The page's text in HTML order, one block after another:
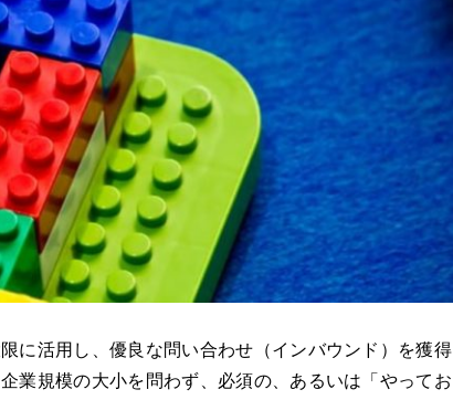
に活用し、優良な問い合わせ（インバウンド）を獲得
業規模の大小を問わず、必須の、あるいは「やってお